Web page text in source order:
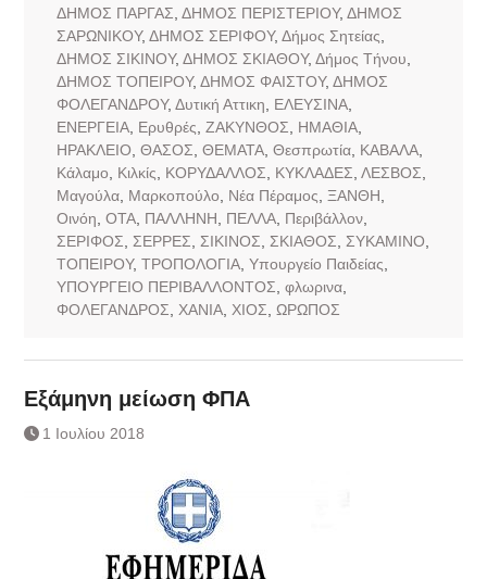
ΔΗΜΟΣ ΠΑΡΓΑΣ ΔΗΜΟΣ ΠΕΡΙΣΤΕΡΙΟΥ, ΔΗΜΟΣ
ΣΑΡΩΝΙΚΟΥ, ΔΗΜΟΣ ΣΕΡΙΦΟΥ, Δήμος Σητείας
ΔΗΜΟΣ ΣΙΚΙΝΟΥ, ΔΗΜΟΣ ΣΚΙΑΘΟΥ, Δήμος Τήνου
ΔΗΜΟΣ ΤΟΠΕΙΡΟΥ, ΔΗΜΟΣ ΦΑΙΣΤΟΥ, ΔΗΜΟΣ
ΦΟΛΕΓΑΝΔΡΟΥ, Δυτική Αττικη ΕΛΕΥΣΙΝΑ,
ΕΝΕΡΓΕΙΑ, Ερυθρές ΖΑΚΥΝΘΟΣ ΗΜΑΘΙΑ,
ΗΡΑΚΛΕΙΟ ΘΑΣΟΣ ΘΕΜΑΤΑ, Θεσπρωτία, ΚΑΒΑΛΑ,
Κάλαμο
Κιλκίς ΚΟΡΥΔΑΛΛΟΣ ΚΥΚΛΑΔΕΣ ΛΕΣΒΟΣ
Μαγούλα, Μαρκοπούλο Νέα Πέραμος ΞΑΝΘΗ
Οινόη ΟΤΑ, ΠΑΛΛΗΝΗ ΠΕΛΛΑ, Περιβάλλον,
ΣΕΡΙΦΟΣ
ΣΕΡΡΕΣ ΣΙΚΙΝΟΣ ΣΚΙΑΘΟΣ ΣΥΚΑΜΙΝΟ
ΤΟΠΕΙΡΟΥ, ΤΡΟΠΟΛΟΓΙΑ, Υπουργείο Παιδείας
ΥΠΟΥΡΓΕΙΟ ΠΕΡΙΒΑΛΛΟΝΤΟΣ φλωρινα,
ΦΟΛΕΓΑΝΔΡΟΣ
ΧΑΝΙΑ, ΧΙΟΣ ΩΡΩΠΟΣ
Εξάμηνη μείωση ΦΠΑ
1 Ιουλίου 2018